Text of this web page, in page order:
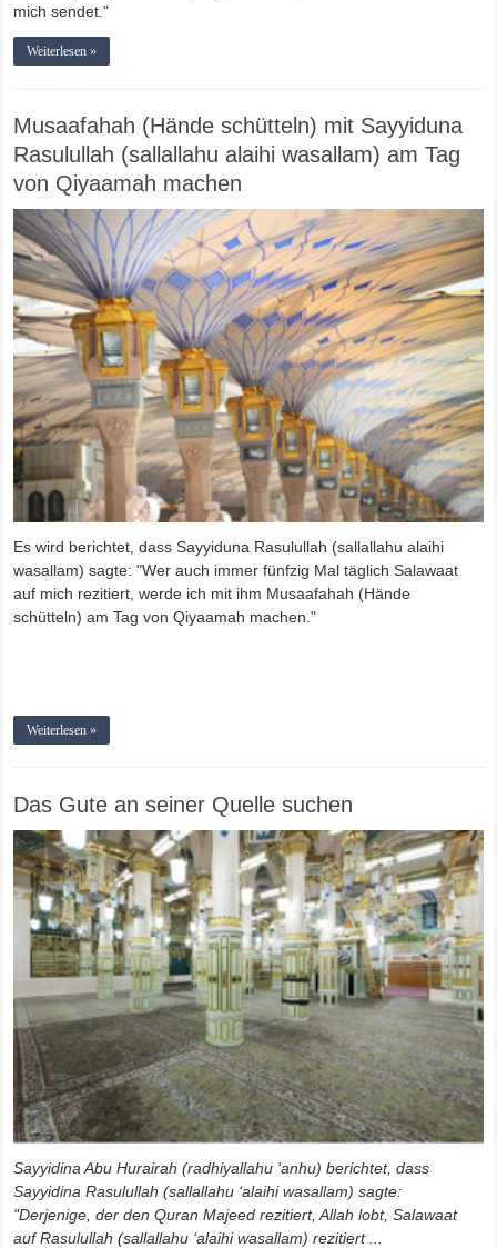
mich sendet."
Weiterlesen »
Musaafahah (Hände schütteln) mit Sayyiduna
Rasulullah (sallallahu alaihi wasallam) am Tag
von Qiyaamah machen
Es wird berichtet, dass Sayyiduna Rasulullah (sallallahu alaihi
wasallam) sagte: "Wer auch immer fünfzig Mal täglich Salawaat
auf mich rezitiert, werde ich mit ihm Musaafahah (Hände
schütteln) am Tag von Qiyaamah machen."
Weiterlesen »
Das Gute an seiner Quelle suchen
Sayyidina Abu Hurairah (radhiyallahu ‘anhu) berichtet, dass
Sayyidina Rasulullah (sallallahu ‘alaihi wasallam) sagte:
"Derjenige, der den Quran Majeed rezitiert, Allah lobt, Salawaat
auf Rasulullah (sallallahu ‘alaihi wasallam) rezitiert ...